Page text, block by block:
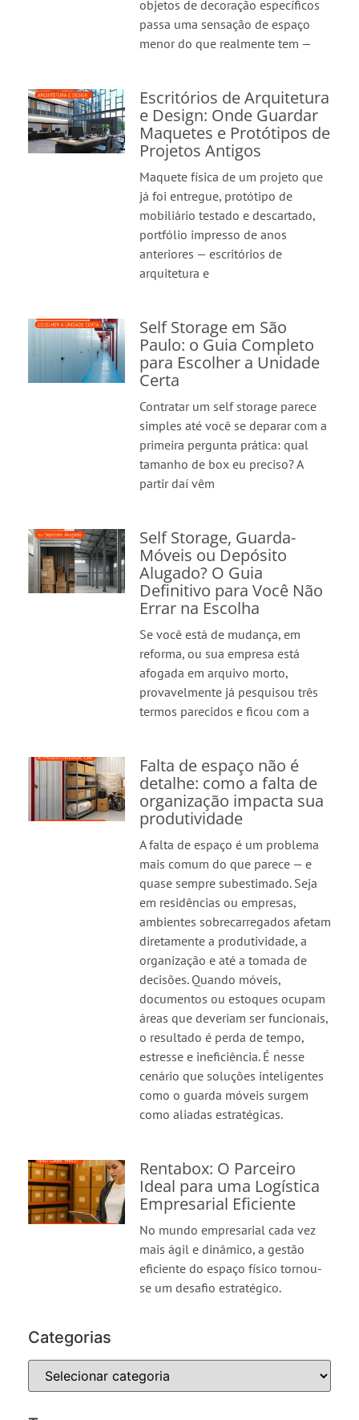
objetos de decoração específicos
passa uma sensação de espaço
menor do que realmente tem —
Escritórios de Arquitetura
e Design: Onde Guardar
Maquetes e Protótipos de
Projetos Antigos
Maquete física de um projeto que
já foi entregue, protótipo de
mobiliário testado e descartado,
portfólio impresso de anos
anteriores — escritórios de
arquitetura e
Self Storage em São
Paulo: o Guia Completo
para Escolher a Unidade
Certa
Contratar um self storage parece
simples até você se deparar com a
primeira pergunta prática: qual
tamanho de box eu preciso? A
partir daí vêm
Self Storage, Guarda-
Móveis ou Depósito
Alugado? O Guia
Definitivo para Você Não
Errar na Escolha
Se você está de mudança, em
reforma, ou sua empresa está
afogada em arquivo morto,
provavelmente já pesquisou três
termos parecidos e ficou com a
Falta de espaço não é
detalhe: como a falta de
organização impacta sua
produtividade
A falta de espaço é um problema
mais comum do que parece — e
quase sempre subestimado. Seja
em residências ou empresas,
ambientes sobrecarregados afetam
diretamente a produtividade, a
organização e até a tomada de
decisões. Quando móveis,
documentos ou estoques ocupam
áreas que deveriam ser funcionais,
o resultado é perda de tempo,
estresse e ineficiência. É nesse
cenário que soluções inteligentes
como o guarda móveis surgem
como aliadas estratégicas.
Rentabox: O Parceiro
Ideal para uma Logística
Empresarial Eficiente
No mundo empresarial cada vez
mais ágil e dinâmico, a gestão
eficiente do espaço físico tornou-
se um desafio estratégico.
Categorias